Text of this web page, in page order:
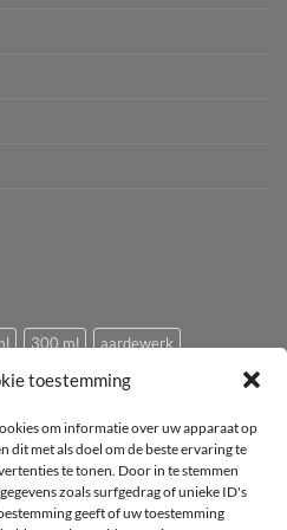
toestemming
om informatie over uw apparaat op
dit met als doel om de beste ervaring te
te tonen. Door in te stemmen
zoals surfgedrag of unieke ID's
geeft of uw toestemming
300 ml
aardewerk
Bedrukt wijnglas
Caravan glazen
wijnglas Kip
Kunststof
pluimvee porselein
Proefglas